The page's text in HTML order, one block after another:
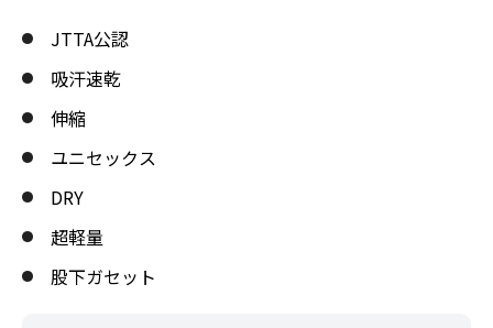
JTTA公認
吸汗速乾
伸縮
ユニセックス
DRY
超軽量
股下ガセット